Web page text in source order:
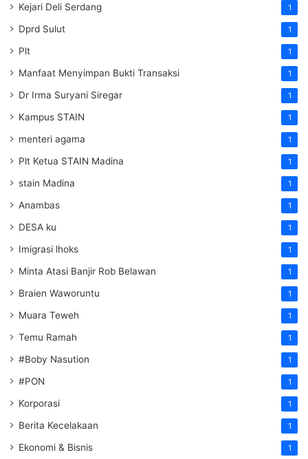
Kejari Deli Serdang 1
Dprd Sulut 1
Plt 1
Manfaat Menyimpan Bukti Transaksi 1
Dr Irma Suryani Siregar 1
Kampus STAIN 1
menteri agama 1
Plt Ketua STAIN Madina 1
stain Madina 1
Anambas 1
DESA ku 1
Imigrasi lhoks 1
Minta Atasi Banjir Rob Belawan 1
Braien Waworuntu 1
Muara Teweh 1
Temu Ramah 1
#Boby Nasution 1
#PON 1
Korporasi 1
Berita Kecelakaan 1
Ekonomi & Bisnis 1